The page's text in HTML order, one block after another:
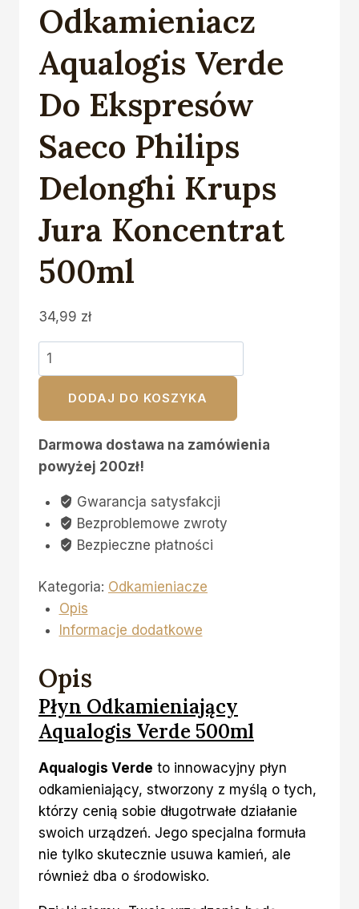
Odkamieniacz
Aqualogis Verde
Do Ekspresów
Saeco Philips
Delonghi Krups
Jura Koncentrat
500ml
34,99 zł
ilość
Odkamieniacz
Aqualogis
Verde
do
Ekspresów
Philips
Delonghi
Krups
Koncentrat
500ml
DODAJ DO KOSZYKA
Darmowa dostawa na zamówienia
powyżej 200zł!
Gwarancja satysfakcji
Bezproblemowe zwroty
Bezpieczne płatności
Kategoria: Odkamieniacze
Opis
Informacje dodatkowe
Opis
Płyn Odkamieniający
Aqualogis Verde 500ml
Aqualogis Verde to innowacyjny płyn
odkamieniający, stworzony z myślą o tych,
którzy cenią sobie długotrwałe działanie
swoich urządzeń. Jego specjalna formuła
nie tylko skutecznie usuwa kamień, ale
również dba o środowisko.